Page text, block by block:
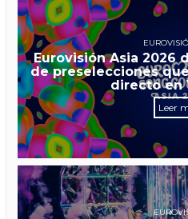
Eurovisión Asia 2026
de preselecciones
directo en
Leer